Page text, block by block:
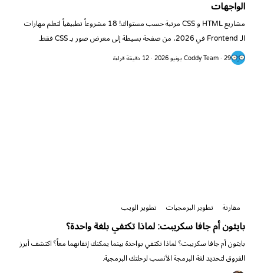
الواجهات
مشاريع HTML و CSS مرتبة حسب مستواك! 18 مشروعاً تطبيقياً لتعلم مهارات
الـ Frontend في 2026، من صفحة بسيطة إلى معرض صور بـ CSS فقط.
Coddy Team · 29 يونيو 2026 · 12 دقيقة قراءة
مقارنة تطوير البرمجيات تطوير الويب
بايثون أم جافا سكريبت: لماذا تكتفي بلغة واحدة؟
بايثون أم جافا سكريبت؟ لماذا تكتفي بواحدة بينما يمكنك إتقانهما معاً؟ اكتشف أبرز
الفروق لتحديد لغة البرمجة الأنسب لرحلتك البرمجية.